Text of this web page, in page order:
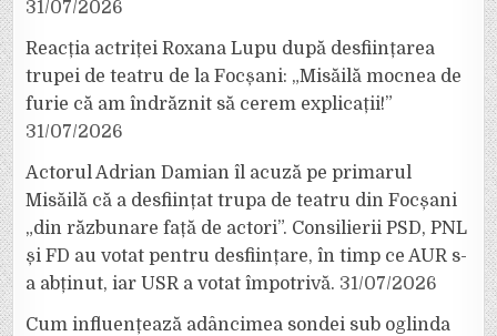
31/07/2026
Reacția actriței Roxana Lupu după desființarea
trupei de teatru de la Focșani: „Misăilă mocnea de
furie că am îndrăznit să cerem explicații!”
31/07/2026
Actorul Adrian Damian îl acuză pe primarul
Misăilă că a desființat trupa de teatru din Focșani
„din răzbunare față de actori”. Consilierii PSD, PNL
și FD au votat pentru desființare, în timp ce AUR s-
a abținut, iar USR a votat împotrivă. 31/07/2026
Cum influențează adâncimea sondei sub oglinda